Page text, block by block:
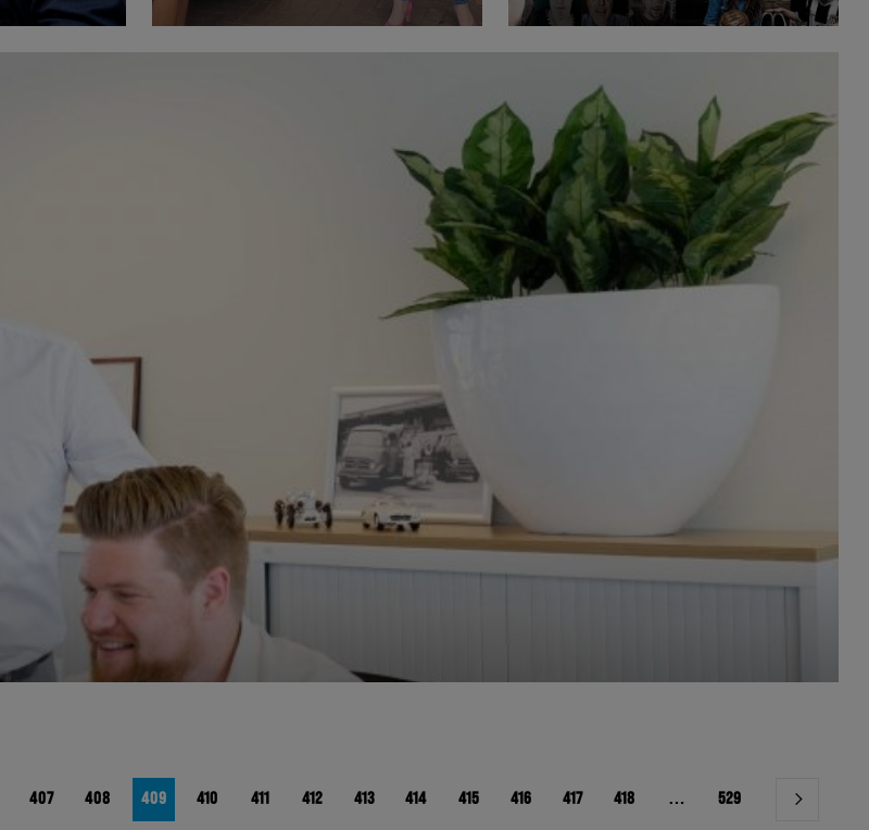
407 408 409 410 411 412 413 414 415 416 417 418 … 529